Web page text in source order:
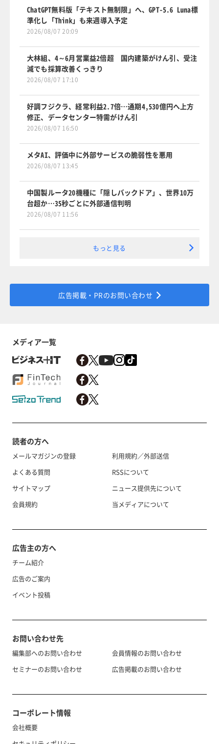
ChatGPT無料版「テキスト無制限」へ、GPT-5.6 Luna標
準化し「Think」も来週導入予定
2026/08/07 20:09
大林組、4～6月営業益2倍超 国内建築がけん引、受注
減でも採算改善くっきり
2026/08/07 17:10
好調フジクラ、経常利益2.7倍…通期4,530億円へ上方
修正、データセンター特需がけん引
2026/08/07 16:50
メタAI、評価中に外部サービスの脆弱性を悪用
2026/08/07 13:45
中国製ルータ20機種に「隠しバックドア」、世界10万
台超か…35秒ごとに外部通信判明
2026/08/07 11:56
もっと見る
広告掲載・PRのお問い合わせ
メディア一覧
読者の方へ
メールマガジンの登録
よくある質問
サイトマップ
会員規約
利用規約／外部送信
RSSについて
ニュース提供先について
当メディアについて
広告主の方へ
チーム紹介
広告のご案内
イベント投稿
お問い合わせ先
編集部へのお問い合わせ
セミナーのお問い合わせ
会員情報のお問い合わせ
広告掲載のお問い合わせ
コーポレート情報
会社概要